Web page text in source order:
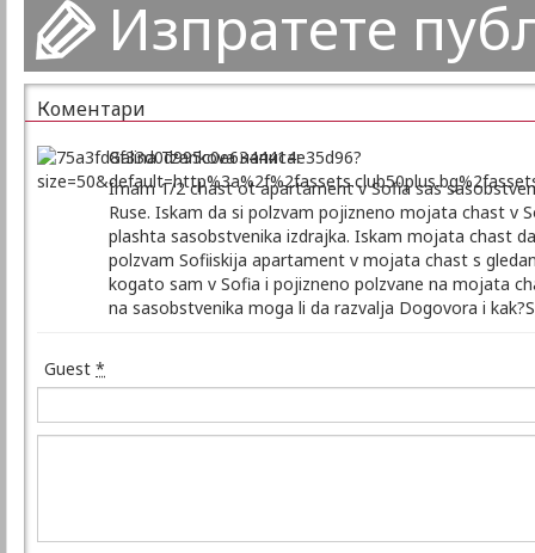
Изпратете
Коментари
Galina Tzankova написа:
Imam 1/2 chast ot apartament v Sofia sas
Ruse. Iskam da si polzvam pojizneno mojata chast v
plashta sasobstvenika izdrajka. Iskam mojata chast
polzvam Sofiiskija apartament v mojata chast s
kogato sam v Sofia i pojizneno polzvane na mojata
na sasobstvenika moga li da razvalja Dogovora i
Guest *